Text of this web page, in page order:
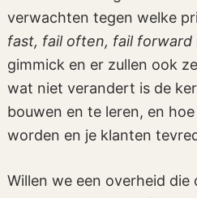
verwachten tegen welke
fast, fail often, fail forward
gimmick en er zullen ook
wat niet verandert is de
bouwen en te leren, en
worden en je klanten
Willen we een overheid